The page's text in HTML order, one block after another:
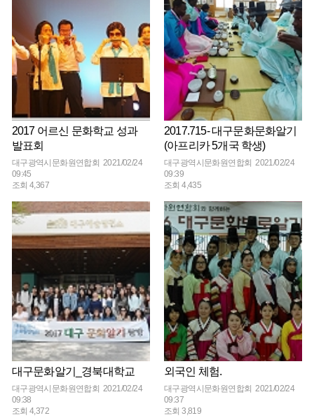
2017 어르신 문화학교 성과
발표회
대구광역시문화원연합회 2021/02/24
09:45
조회 4,367
2017.715- 대구문화문화알기
(아프리카 5개국 학생)
대구광역시문화원연합회 2021/02/24
09:39
조회 4,435
대구문화알기_경북대학교
대구광역시문화원연합회 2021/02/24
09:38
조회 4,372
외국인 체험.
대구광역시문화원연합회 2021/02/24
09:37
조회 3,819